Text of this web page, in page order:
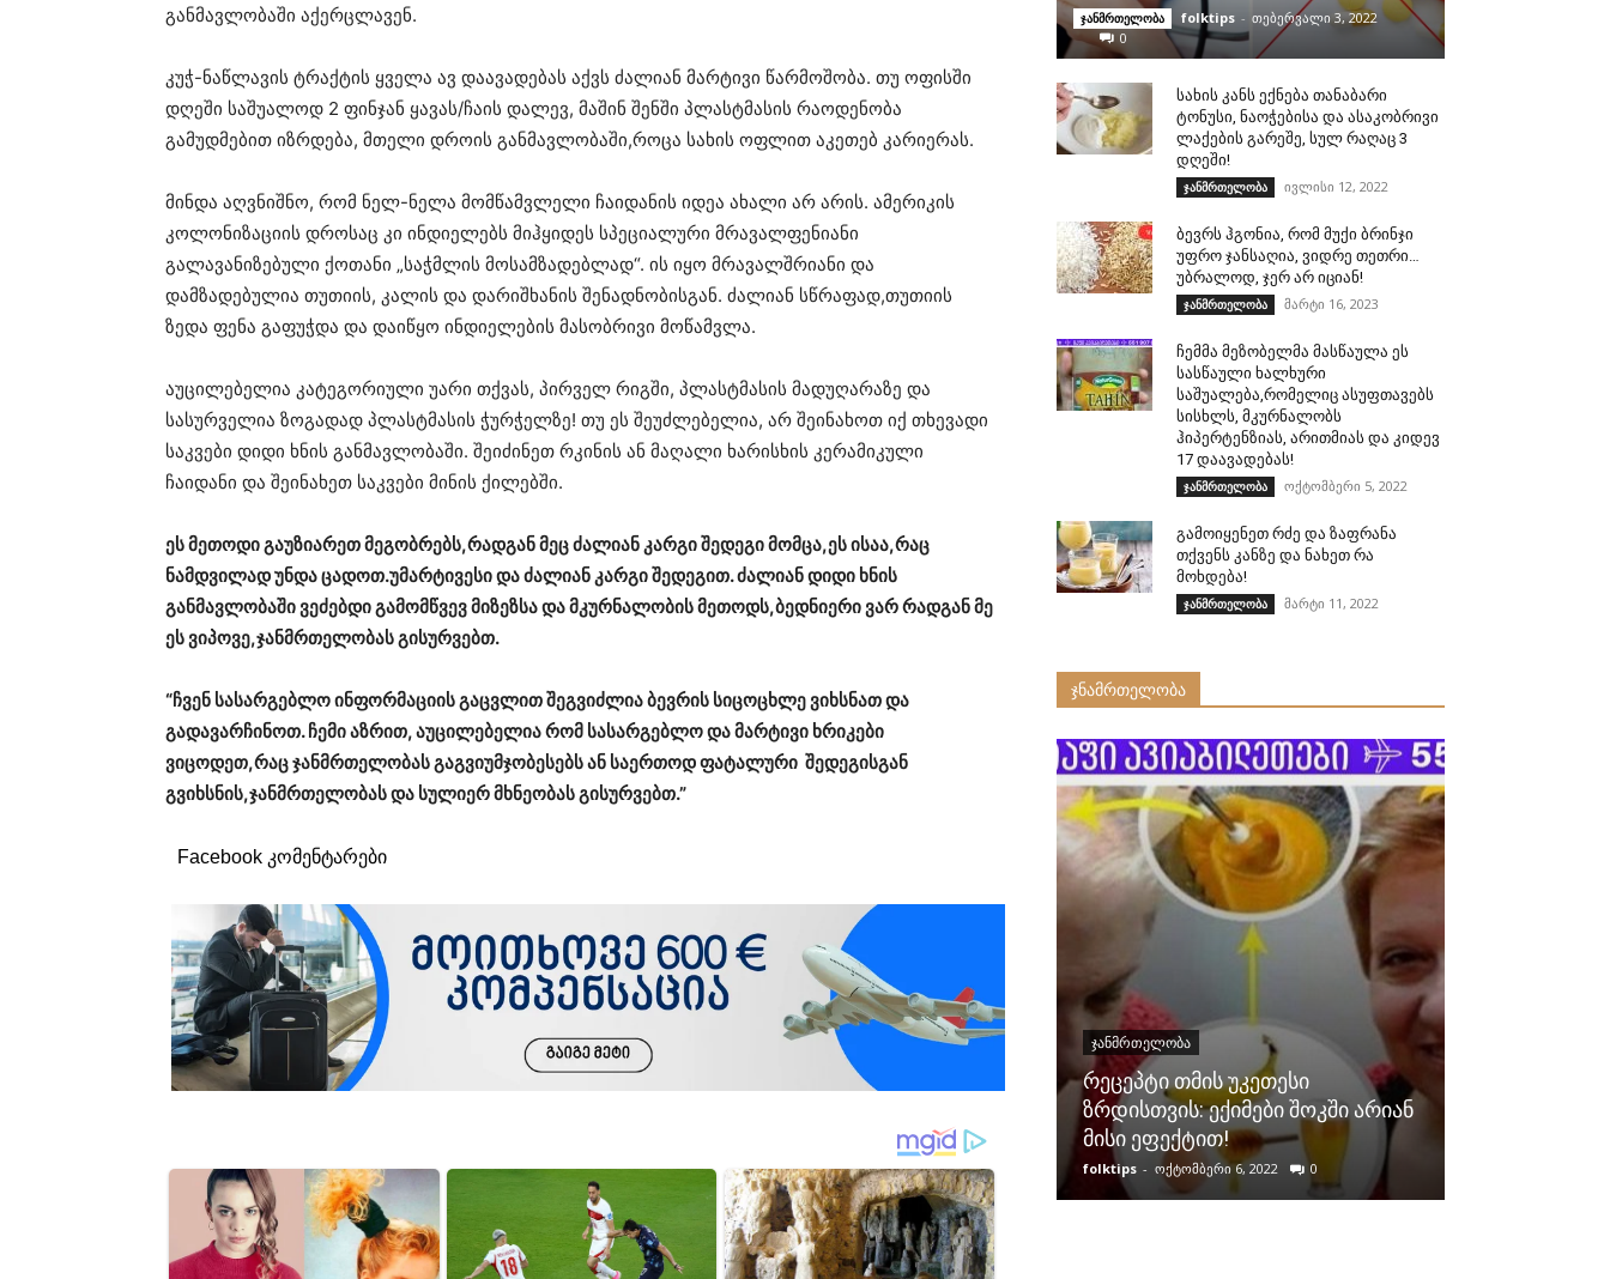
განმავლობაში აქერცლავენ.
კუჭ-ნაწლავის ტრაქტის ყველა ავ დაავადებას აქვს ძალიან მარტივი წარმოშობა. თუ ოფისში
დღეში საშუალოდ 2 ფინჯან ყავას/ჩაის დალევ, მაშინ შენში პლასტმასის რაოდენობა
გამუდმებით იზრდება, მთელი დროის განმავლობაში,როცა სახის ოფლით აკეთებ კარიერას.
მინდა აღვნიშნო, რომ ნელ-ნელა მომწამვლელი ჩაიდანის იდეა ახალი არ არის. ამერიკის
კოლონიზაციის დროსაც კი ინდიელებს მიჰყიდეს სპეციალური მრავალფენიანი
გალავანიზებული ქოთანი „საჭმლის მოსამზადებლად“. ის იყო მრავალშრიანი და
დამზადებულია თუთიის, კალის და დარიშხანის შენადნობისგან. ძალიან სწრაფად,თუთიის
ზედა ფენა გაფუჭდა და დაიწყო ინდიელების მასობრივი მოწამვლა.
აუცილებელია კატეგორიული უარი თქვას, პირველ რიგში, პლასტმასის მადუღარაზე და
სასურველია ზოგადად პლასტმასის ჭურჭელზე! თუ ეს შეუძლებელია, არ შეინახოთ იქ თხევადი
საკვები დიდი ხნის განმავლობაში. შეიძინეთ რკინის ან მაღალი ხარისხის კერამიკული
ჩაიდანი და შეინახეთ საკვები მინის ქილებში.
ეს მეთოდი გაუზიარეთ მეგობრებს,რადგან მეც ძალიან კარგი შედეგი მომცა,ეს ისაა,რაც
ნამდვილად უნდა ცადოთ.უმარტივესი და ძალიან კარგი შედეგით. ძალიან დიდი ხნის
განმავლობაში ვეძებდი გამომწვევ მიზეზსა და მკურნალობის მეთოდს,ბედნიერი ვარ რადგან მე
ეს ვიპოვე,ჯანმრთელობას გისურვებთ.
“ჩვენ სასარგებლო ინფორმაციის გაცვლით შეგვიძლია ბევრის სიცოცხლე ვიხსნათ და
გადავარჩინოთ. ჩემი აზრით, აუცილებელია რომ სასარგებლო და მარტივი ხრიკები
ვიცოდეთ,რაც ჯანმრთელობას გაგვიუმჯობესებს ან საერთოდ ფატალური შედეგისგან
გვიხსნის,ჯანმრთელობას და სულიერ მხნეობას გისურვებთ.”
Facebook კომენტარები
ჯანმრთელობა folktips - თებერვალი 3, 2022
0
სახის კანს ექნება თანაბარი
ტონუსი, ნაოჭებისა და ასაკობრივი
ლაქების გარეშე, სულ რაღაც 3
დღეში!
ჯანმრთელობა ივლისი 12, 2022
ბევრს ჰგონია, რომ მუქი ბრინჯი
უფრო ჯანსაღია, ვიდრე თეთრი…
უბრალოდ, ჯერ არ იციან!
ჯანმრთელობა მარტი 16, 2023
ჩემმა მეზობელმა მასწაულა ეს
სასწაული ხალხური
საშუალება,რომელიც ასუფთავებს
სისხლს, მკურნალობს
ჰიპერტენზიას, არითმიას და კიდევ
17 დაავადებას!
ჯანმრთელობა ოქტომბერი 5, 2022
გამოიყენეთ რძე და ზაფრანა
თქვენს კანზე და ნახეთ რა
მოხდება!
ჯანმრთელობა მარტი 11, 2022
ჯნამრთელობა
ᲯᲐᲜᲛᲠᲗᲔᲚᲝᲑᲐ
რეცეპტი თმის უკეთესი
ზრდისთვის: ექიმები შოკში არიან
მისი ეფექტით!
folktips - ოქტომბერი 6, 2022 0